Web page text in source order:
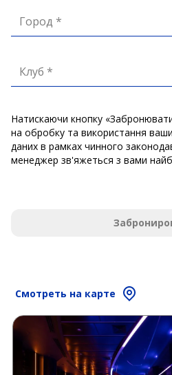
Город *
Клуб *
Натискаючи кнопку
на обробку та використання
даних в рамках чинного
менеджер зв'яжеться з вами
Смотреть на карте